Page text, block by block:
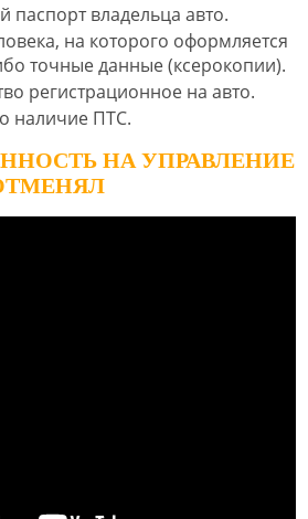
паспорт владельца авто.
на которого оформляется
точные данные (ксерокопии).
регистрационное на авто.
наличие ПТС.
НА УПРАВЛЕНИЕ